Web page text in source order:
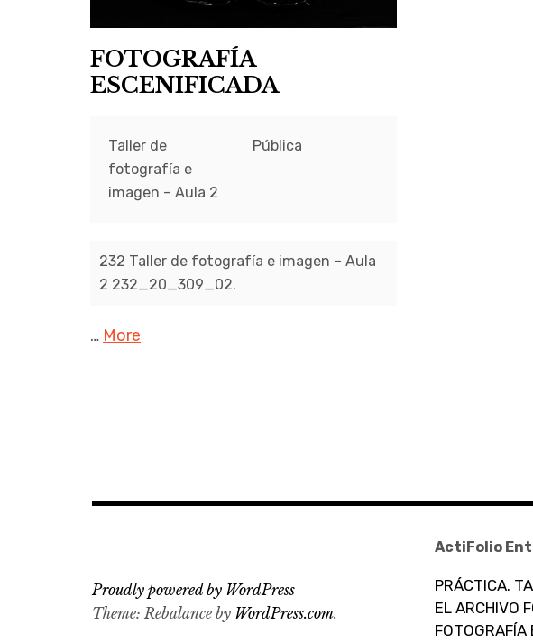
FOTOGRAFÍA
ESCENIFICADA
Taller de
fotografía e
imagen – Aula 2
Pública
232 Taller de fotografía e imagen – Aula
2 232_20_309_02.
… More
ActiFolio
PRÁCTICA.
EL ARCHIVO
FOTOGRAFÍA
Proudly powered by WordPress
Theme: Rebalance by WordPress.com.